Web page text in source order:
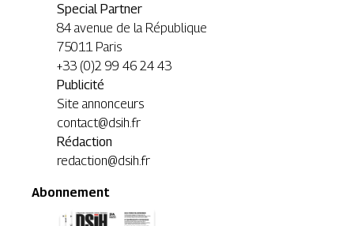
Special Partner
84 avenue de la République
75011 Paris
+33 (0)2 99 46 24 43
Publicité
Site annonceurs
contact@dsih.fr
Rédaction
redaction@dsih.fr
Abonnement